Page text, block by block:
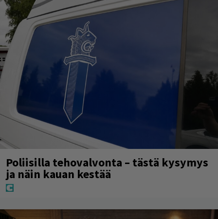
Poliisilla tehovalvonta – tästä kysymys
ja näin kauan kestää